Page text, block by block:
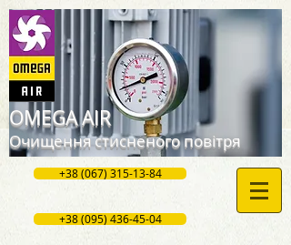
OMEGA AIR
Очищення стисненого повітря
+38 (067) 315-13-84
+38 (095) 436-45-04